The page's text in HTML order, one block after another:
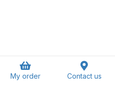
My order Contact us